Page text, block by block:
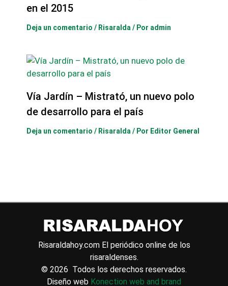
en el 2015
Deja un comentario / Risaralda/ Por admin
Vía Jardín – Mistrató, un nuevo polo
de desarrollo para el país
Deja un comentario / Risaralda/ Por Editor General
Risaraldahoy.com El periódico online de los
risaraldenses.
© 2026 Todos los derechos reservados.
Diseño web Konection web and brand